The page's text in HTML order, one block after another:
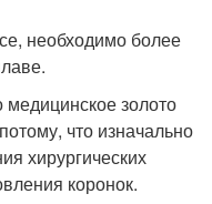
необходимо более
медицинское золото
что изначально
хирургических
коронок.